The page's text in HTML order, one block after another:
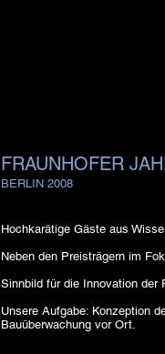
FRAUNHOFER
BERLIN 2008
Hochkarätige Gäste aus
Neben den Preisträgern im
Sinnbild für die Innovation der
Unsere Aufgabe: Konzeption
Bauüberwachung vor Ort.